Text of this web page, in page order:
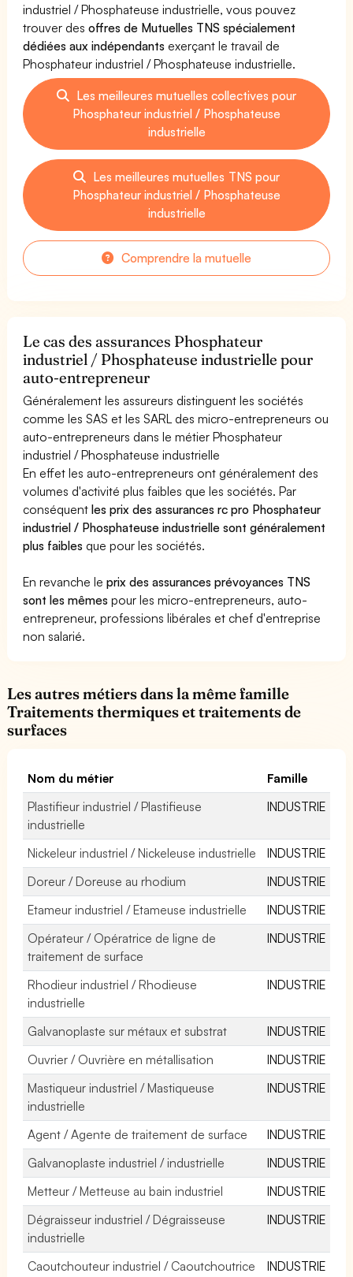
industriel / Phosphateuse industrielle, vous pouvez
trouver desoffres de Mutuelles TNS spécialement
dédiées aux indépendants exerçant le travail de
Phosphateur industriel / Phosphateuse industrielle.
Les meilleures mutuelles collectives pour
Phosphateur industriel / Phosphateuse
industrielle
Les meilleures mutuelles TNS pour
Phosphateur industriel / Phosphateuse
industrielle
Comprendre la mutuelle
Le cas des assurances Phosphateur
industriel / Phosphateuse industrielle pour
auto-entrepreneur
Généralement les assureurs distinguent les sociétés
comme les SAS et les SARL des micro-entrepreneurs ou
auto-entrepreneurs dans le métier Phosphateur
industriel / Phosphateuse industrielle
En effet les auto-entrepreneurs ont généralement des
volumes d'activité plus faibles que les sociétés. Par
conséquentles prix des assurances rc pro Phosphateur
industriel / Phosphateuse industrielle sont généralement
plus faibles que pour les sociétés.
En revanche leprix des assurances prévoyances TNS
sont les mêmes pour les micro-entrepreneurs, auto-
entrepreneur, professions libérales et chef d'entreprise
non salarié.
Les autres métiers dans la même famille
Traitements thermiques et traitements de
surfaces
Nom du métier
Famille
Plastifieur industriel / Plastifieuse
industrielle
INDUSTRIE
Nickeleur industriel / Nickeleuse industrielle
INDUSTRIE
Doreur / Doreuse au rhodium
INDUSTRIE
Etameur industriel / Etameuse industrielle
INDUSTRIE
Opérateur / Opératrice de ligne de
traitement de surface
INDUSTRIE
Rhodieur industriel / Rhodieuse
industrielle
INDUSTRIE
Galvanoplaste sur métaux et substrat
INDUSTRIE
Ouvrier / Ouvrière en métallisation
INDUSTRIE
Mastiqueur industriel / Mastiqueuse
industrielle
INDUSTRIE
Agent / Agente de traitement de surface
INDUSTRIE
Galvanoplaste industriel / industrielle
INDUSTRIE
Metteur / Metteuse au bain industriel
INDUSTRIE
Dégraisseur industriel / Dégraisseuse
industrielle
INDUSTRIE
Caoutchouteur industriel / Caoutchoutrice
INDUSTRIE